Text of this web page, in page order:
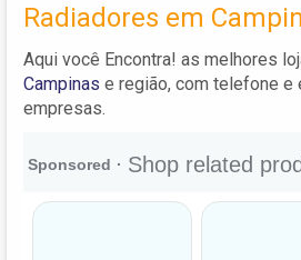
Radiadores em
Aqui você Encontra! as melhores
Campinas e região, com telefone e
empresas.